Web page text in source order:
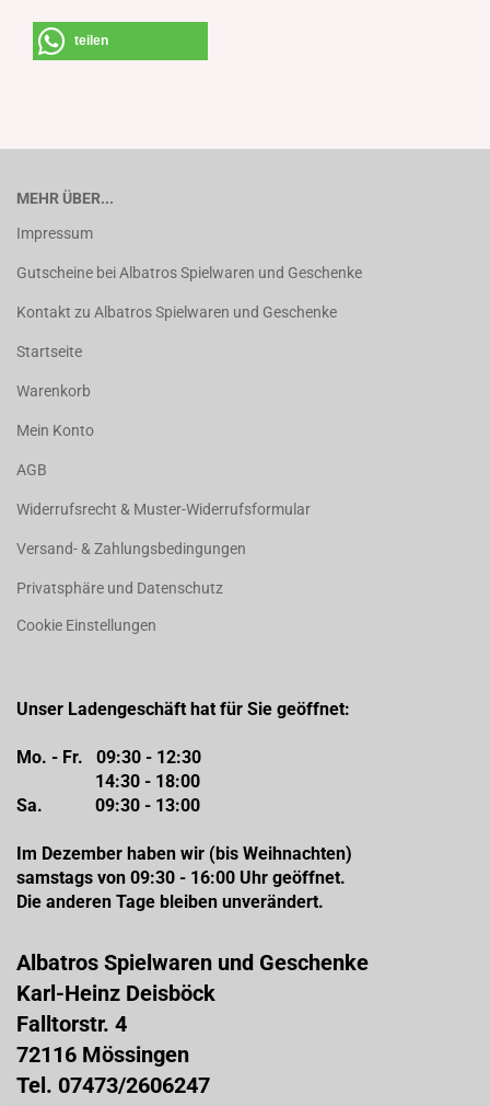
teilen
MEHR ÜBER...
Impressum
Gutscheine bei Albatros Spielwaren und Geschenke
Kontakt zu Albatros Spielwaren und Geschenke
Startseite
Warenkorb
Mein Konto
AGB
Widerrufsrecht & Muster-Widerrufsformular
Versand- & Zahlungsbedingungen
Privatsphäre und Datenschutz
Cookie Einstellungen
Unser Ladengeschäft hat für Sie geöffnet:
Mo. - Fr. 09:30 - 12:30
14:30 - 18:00
Sa. 09:30 - 13:00
Im Dezember haben wir (bis Weihnachten)
samstags von 09:30 - 16:00 Uhr geöffnet.
Die anderen Tage bleiben unverändert.
Albatros Spielwaren und Geschenke
Karl-Heinz Deisböck
Falltorstr. 4
72116 Mössingen
Tel. 07473/2606247